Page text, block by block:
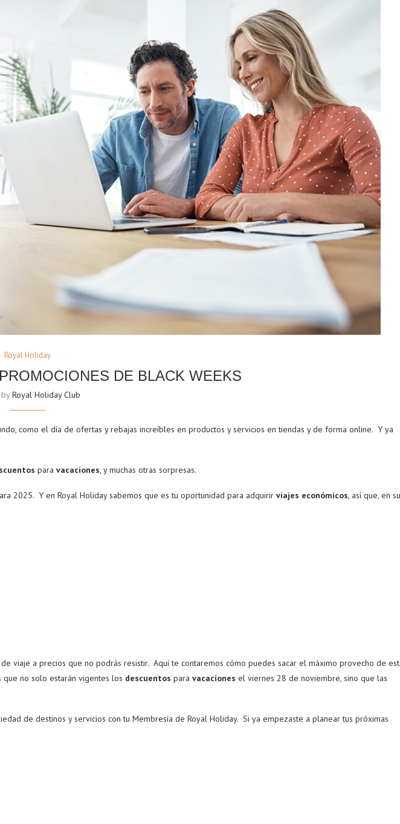
Royal Holiday
DE BLACK WEEKS
Royal Holiday Club
como el día de ofertas y rebajas increíbles en productos y servicios en tiendas y de forma online. Y ya
para vacaciones, y muchas otras sorpresas.
2025. Y en Royal Holiday sabemos que es tu oportunidad para adquirir viajes económicos, así que, en
viaje a precios que no podrás resistir. Aquí te contaremos cómo puedes sacar el máximo provecho de
que no solo estarán vigentes los descuentos para vacaciones el viernes 28 de noviembre, sino que las
de destinos y servicios con tu Membresía de Royal Holiday. Si ya empezaste a planear tus próximas